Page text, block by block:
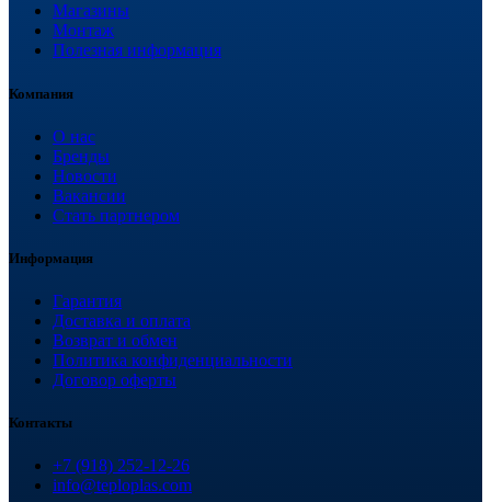
Магазины
Монтаж
Полезная информация
Компания
О нас
Бренды
Новости
Вакансии
Стать партнером
Информация
Гарантия
Доставка и оплата
Возврат и обмен
Политика конфиденциальности
Договор оферты
Контакты
+7 (918) 252-12-26
info@teploplas.com